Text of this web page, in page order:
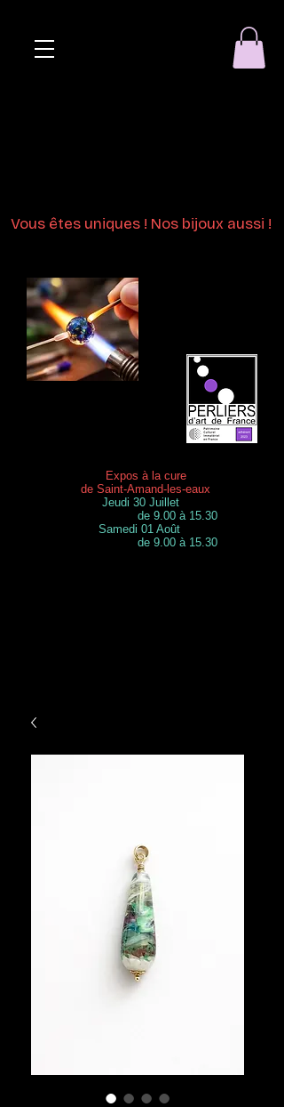
Expos à la cure
de Saint-Amand-les-eaux
Jeudi 30 Juillet
de 9.00 à 15.30
Samedi 01 Août
de 9.00 à 15.30
Vous êtes uniques ! Nos bijoux aussi !